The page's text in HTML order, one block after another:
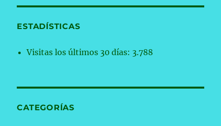
ESTADÍSTICAS
Visitas los últimos 30 días: 3.788
CATEGORÍAS